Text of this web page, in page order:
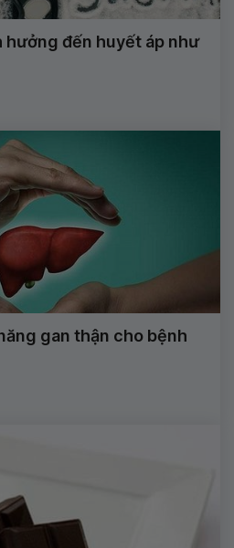
hưởng đến huyết áp như
gan thận cho bệnh